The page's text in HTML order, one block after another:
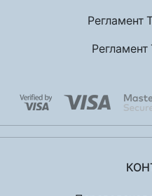
Регламент